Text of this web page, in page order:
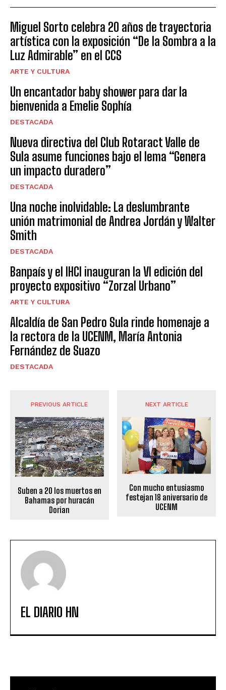
Miguel Sorto celebra 20 años de trayectoria
artística con la exposición “De la Sombra a la
Luz Admirable” en el CCS
ARTE Y CULTURA
Un encantador baby shower para dar la
bienvenida a Emelie Sophía
DESTACADA
Nueva directiva del Club Rotaract Valle de
Sula asume funciones bajo el lema “Genera
un impacto duradero”
DESTACADA
Una noche inolvidable: La deslumbrante
unión matrimonial de Andrea Jordán y Walter
Smith
DESTACADA
Banpaís y el IHCI inauguran la VI edición del
proyecto expositivo “Zorzal Urbano”
ARTE Y CULTURA
Alcaldía de San Pedro Sula rinde homenaje a
la rectora de la UCENM, María Antonia
Fernández de Suazo
DESTACADA
PREVIOUS ARTICLE
Suben a 20 los muertos en
Bahamas por huracán
Dorian
NEXT ARTICLE
Con mucho entusiasmo
festejan 18 aniversario de
UCENM
EL DIARIO HN